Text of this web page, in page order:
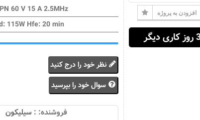
60 V 15 A 2.5MHz
115W Hfe: 20 min
نظر خود را درج کنید
سوال خود را بپرسید
فروشنده: : سيليكون
افزودن به پروژه